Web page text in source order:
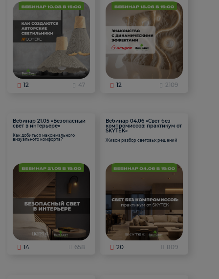
12 47 12 2109
Вебинар 21.05 «Безопасный
свет в интерьере»
Как добиться максимального
визуального комфорта?
14 658
Вебинар 04.06 «Свет без
компромиссов: практикум от
SKYTEK»
Живой разбор световых решений
20 809